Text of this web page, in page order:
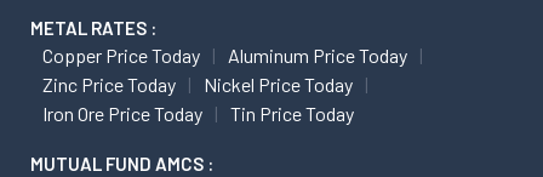
METAL RATES :
Copper Price Today
Aluminum Price Today
Zinc Price Today
Nickel Price Today
Iron Ore Price Today
Tin Price Today
MUTUAL FUND AMCS :